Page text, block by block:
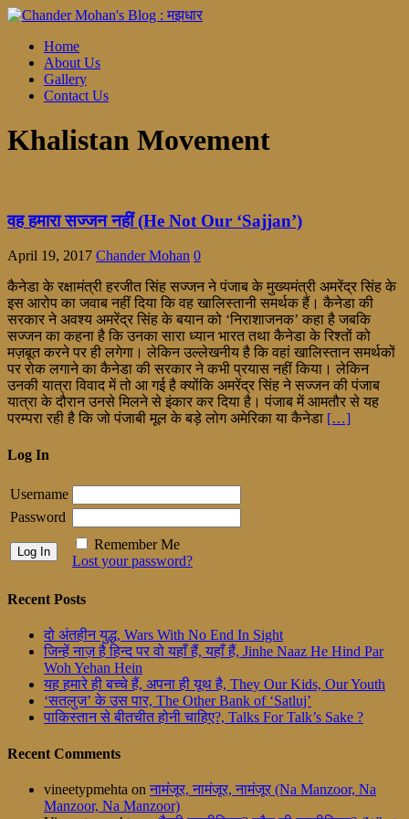
Home
About Us
Gallery
Contact Us
Khalistan Movement
वह हमारा सज्जन नहीं (He Not Our ‘Sajjan’)
April 19, 2017 Chander Mohan 0
कैनेडा के रक्षामंत्री हरजीत सिंह सज्जन ने पंजाब के मुख्यमंत्री अमरेंद्र सिंह के
इस आरोप का जवाब नहीं दिया कि वह खालिस्तानी समर्थक हैं। कैनेडा की
सरकार ने अवश्य अमरेंद्र सिंह के बयान को ‘निराशाजनक’ कहा है जबकि
सज्जन का कहना है कि उनका सारा ध्यान भारत तथा कैनेडा के रिश्तों को
मज़बूत करने पर ही लगेगा। लेकिन उल्लेखनीय है कि वहां खालिस्तान समर्थकों
पर रोक लगाने का कैनेडा की सरकार ने कभी प्रयास नहीं किया। लेकिन
उनकी यात्रा विवाद में तो आ गई है क्योंकि अमरेंद्र सिंह ने सज्जन की पंजाब
यात्रा के दौरान उनसे मिलने से इंकार कर दिया है। पंजाब में आमतौर से यह
परम्परा रही है कि जो पंजाबी मूल के बड़े लोग अमेरिका या कैनेडा […]
Log In
Username
Password
Remember Me
Lost your password?
Recent Posts
दो अंतहीन युद्ध, Wars With No End In Sight
जिन्हें नाज़ है हिन्द पर वो यहाँ हैं, यहाँ हैं, Jinhe Naaz He Hind Par
Woh Yehan Hein
यह हमारे ही बच्चे हैं, अपना ही यूथ है, They Our Kids, Our Youth
‘सतलुज’ के उस पार, The Other Bank of ‘Satluj’
पाकिस्तान से बीतचीत होनी चाहिए?, Talks For Talk’s Sake ?
Recent Comments
vineetypmehta on नामंजूर, नामंजूर, नामंजूर (Na Manzoor, Na
Manzoor, Na Manzoor)